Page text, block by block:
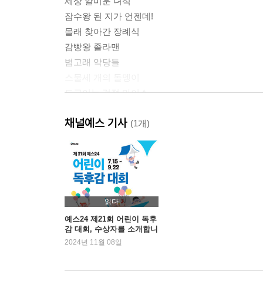
잠수왕 된 지가 언젠데!
몰래 찾아간 장례식
감빵왕 졸라맨
범고래 악당들
도근이는 걱정 마이소
울보 아빠
우리 동네에 혹등고래가 산다
채널예스 기사 (1개)
읽다
예스24 제21회 어린이 독후
감 대회, 수상자를 소개합니
다
2024년 11월 08일